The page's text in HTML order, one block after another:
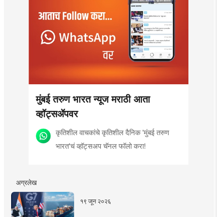
मुंबई तरुण भारत न्यूज मराठी आता
व्हॉट्सॲपवर
कृतिशील वाचकांचे कृतिशील दैनिक 'मुंबई तरुण
भारत'चं व्हॉट्सअप चॅनल फॉलो करा!
अग्रलेख
१९ जून २०२६